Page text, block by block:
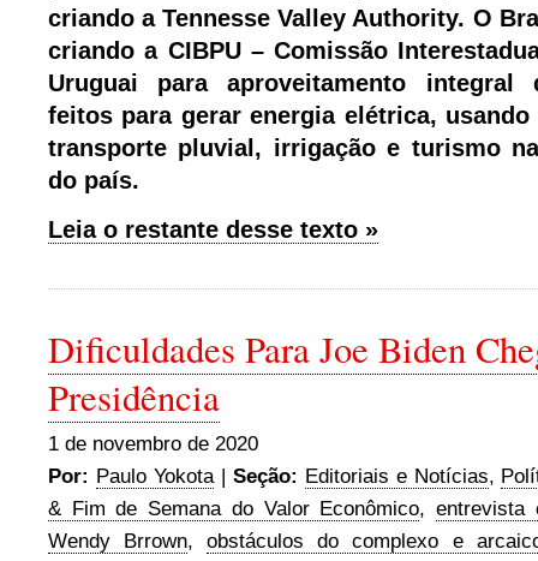
criando a Tennesse Valley Authority. O
criando a CIBPU – Comissão
Uruguai para aproveitamento integral
feitos para gerar energia elétrica,
transporte pluvial, irrigação e turismo
do país.
Leia o restante desse texto »
Dificuldades Para Joe Biden
Presidência
1 de novembro de 2020
Por: Paulo Yokota| Seção: Editoriais e Notícias,
& Fim de Semana do Valor Econômico,entrevista
Wendy Brrown,obstáculos do complexo e